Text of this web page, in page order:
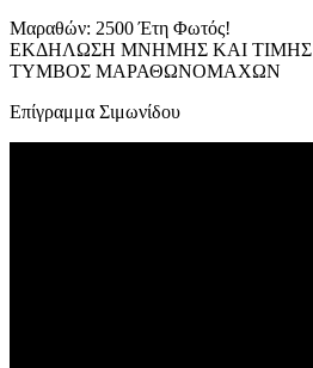
Μαραθών: 2500 Έτη Φωτός!
ΕΚΔΗΛΩΣΗ ΜΝΗΜΗΣ ΚΑΙ ΤΙΜΗΣ
ΤΥΜΒΟΣ ΜΑΡΑΘΩΝΟΜΑΧΩΝ
Επίγραμμα Σιμωνίδου